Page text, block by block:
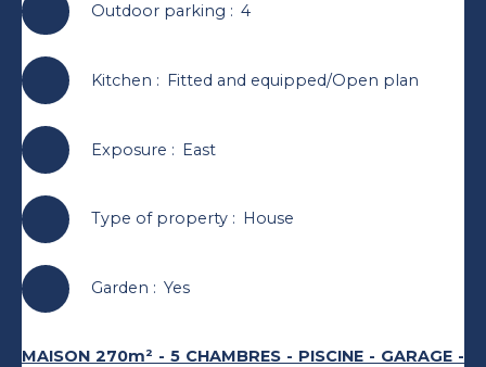
Outdoor parking : 4
Kitchen : Fitted and equipped/Open plan
Exposure : East
Type of property: House
Garden : Yes
MAISON 270m² - 5 CHAMBRES - PISCINE - GARAGE -